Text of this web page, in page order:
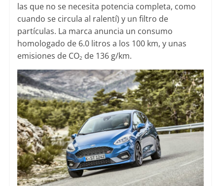
las que no se necesita potencia completa, como
cuando se circula al ralentí) y un filtro de
partículas. La marca anuncia un consumo
homologado de 6.0 litros a los 100 km, y unas
emisiones de CO2 de 136 g/km.